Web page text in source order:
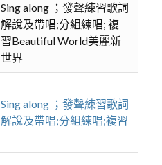
Sing along ；發聲練習歌詞
解說及帶唱;分組練唱; 複
習Beautiful World美麗新
世界
Sing along ；發聲練習歌詞
解說及帶唱;分組練唱;複習